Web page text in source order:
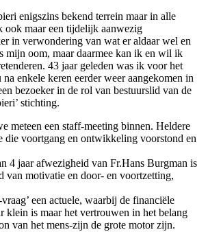
enigszins bekend terrein maar in alle
ook maar een tijdelijk aanwezig
in verwondering van wat er aldaar wel en
mijn oom, maar daarmee kan ik en wil ik
43 jaar geleden was ik voor het
enkele keren eerder weer aangekomen in
bezoeker in de rol van bestuurslid van de
stichting.
meteen een staff-meeting binnen. Heldere
die voortgang en ontwikkeling voorstond en
4 jaar afwezigheid van Fr.Hans Burgman is
van motivatie en door- en voortzetting,
een actuele, waarbij de financiële
klein is maar het vertrouwen in het belang
van het mens-zijn de grote motor zijn.